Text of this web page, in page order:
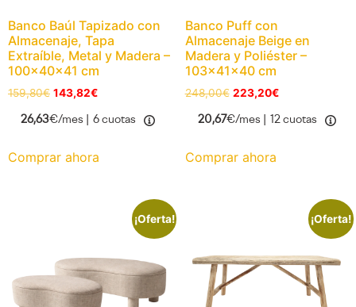
Banco Baúl Tapizado con
Almacenaje, Tapa
Extraíble, Metal y Madera –
100x40x41 cm
159,80€ 143,82€
26,63€/mes | 6 cuotas
Comprar ahora
Banco Puff con
Almacenaje Beige en
Madera y Poliéster –
103x41x40 cm
248,00€ 223,20€
20,67€/mes | 12 cuotas
Comprar ahora
¡Oferta! ¡Oferta!